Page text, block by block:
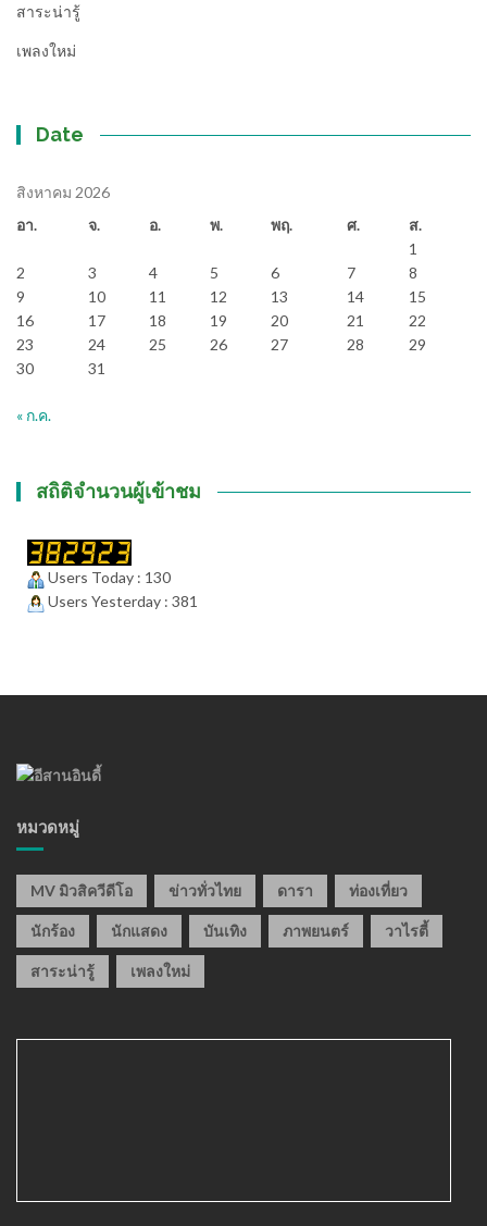
สาระน่ารู้
เพลงใหม่
Date
สิงหาคม 2026
อา.
จ. อ. พ. พฤ. ศ.
ส.
1
2
3 4 5 6 7
8
9
10 11 12 13 14
15
16
17 18 19 20 21
22
23
24 25 26 27 28
29
30
31
« ก.ค.
สถิติจำนวนผู้เข้าชม
Users Today : 130
Users Yesterday : 381
หมวดหมู่
MV มิวสิควีดีโอ ข่าวทั่วไทย ดารา ท่องเที่ยว
นักร้อง นักแสดง บันเทิง ภาพยนตร์ วาไรตี้
สาระน่ารู้ เพลงใหม่